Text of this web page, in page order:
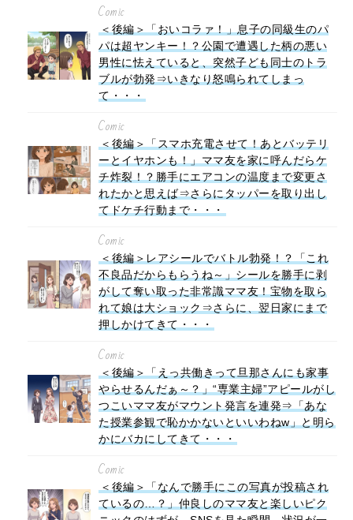
Comic
＜後編＞「おいコラァ！」息子の同級生のパ
パは超ヤンキー！？公園で遭遇した柄の悪い
男性に怯えていると、突然子ども同士のトラ
ブルが勃発⇒いきなり怒鳴られてしまっ
て・・・
Comic
＜後編＞「スマホ充電させて！あとバッテリ
ーとイヤホンも！」ママ友を家に呼んだらケ
チ炸裂！？勝手にエアコンの温度まで変更さ
れたかと思えば⇒さらにタッパーを取り出し
てドケチ行動まで・・・
Comic
＜後編＞レアシールでバトル勃発！？「これ
不良品だからもらうね～」シールを勝手に剥
がして奪い取った非常識ママ友！宝物を取ら
れて娘は大ショック⇒さらに、翌日家にまで
押しかけてきて・・・
Comic
＜後編＞「えっ共働きって旦那さんにも家事
やらせるんだぁ～？」“専業主婦”アピールがし
つこいママ友がマウント発言を連発⇒「あな
た授業参観で恥かかないといいわねw」と明ら
かにバカにしてきて・・・
Comic
＜後編＞「なんで勝手にこの写真が投稿され
ているの…？」仲良しのママ友と楽しいピク